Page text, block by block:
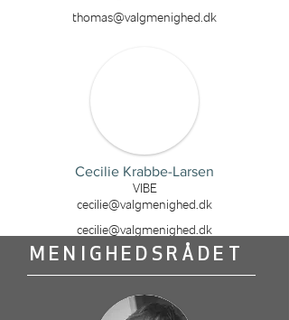
thomas@valgmenighed.dk
Cecilie Krabbe-Larsen
VIBE
cecilie@valgmenighed.dk
cecilie@valgmenighed.dk
MENIGHEDSRÅDET